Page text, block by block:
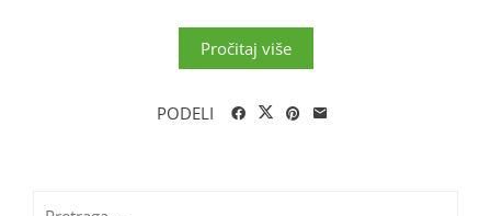
Pročitaj više
PODELI